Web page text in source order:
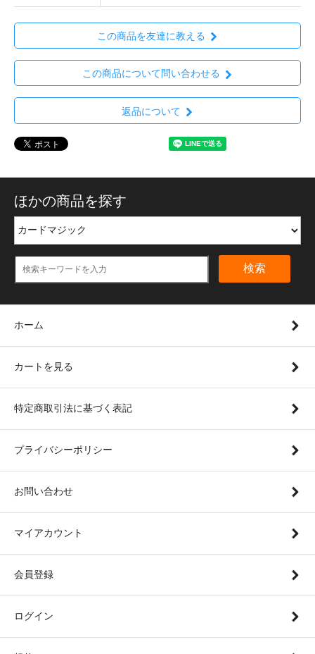
この商品を友達に教える
この商品について問い合わせる
返品について
ほかの商品を探す
検索
ホーム
カートを見る
特定商取引法に基づく表記
プライバシーポリシー
お問い合わせ
マイアカウント
会員登録
ログイン